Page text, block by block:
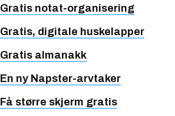
Gratis notat-organisering
Gratis, digitale huskelapper
Gratis almanakk
En ny Napster-arvtaker
Få større skjerm gratis